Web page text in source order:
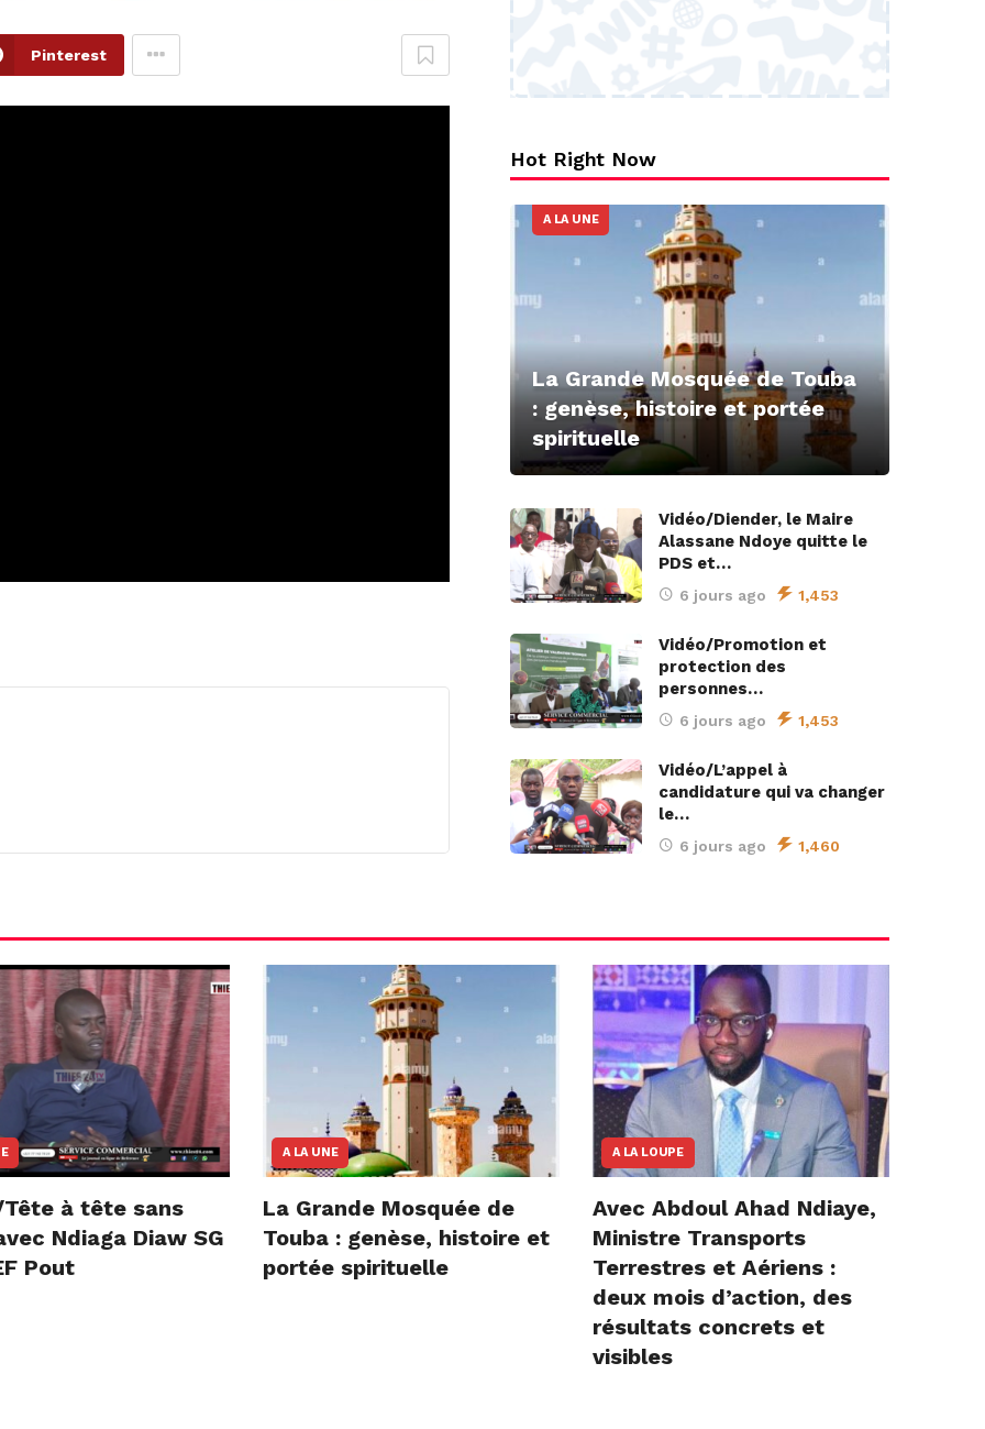
Pinterest
Hot Right Now
A LA UNE
La Grande Mosquée de Touba
: genèse, histoire et portée
spirituelle
Vidéo/Diender, le Maire
Alassane Ndoye quitte le
PDS et…
6 jours ago 1,453
Vidéo/Promotion et
protection des
personnes…
6 jours ago 1,453
Vidéo/L’appel à
candidature qui va changer
le…
6 jours ago 1,460
à tête sans
Ndiaga Diaw SG
Pout
A LA UNE
La Grande Mosquée de
Touba : genèse, histoire et
portée spirituelle
A LA LOUPE
Avec Abdoul Ahad Ndiaye,
Ministre Transports
Terrestres et Aériens :
deux mois d’action, des
résultats concrets et
visibles